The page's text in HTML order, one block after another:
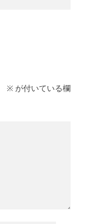
※ が付いている欄